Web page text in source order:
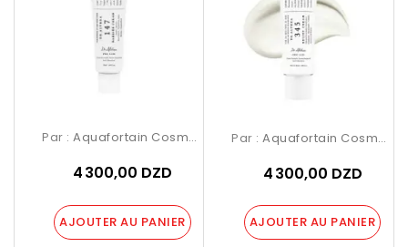
Par : Aquafortain Cosmetics
4 300,00 DZD
AJOUTER AU PANIER
Par : Aquafortain Cosmetics
4 300,00 DZD
AJOUTER AU PANIER